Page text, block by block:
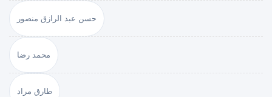
حسن عبد الرازق منصور
محمد رضا
طارق مراد